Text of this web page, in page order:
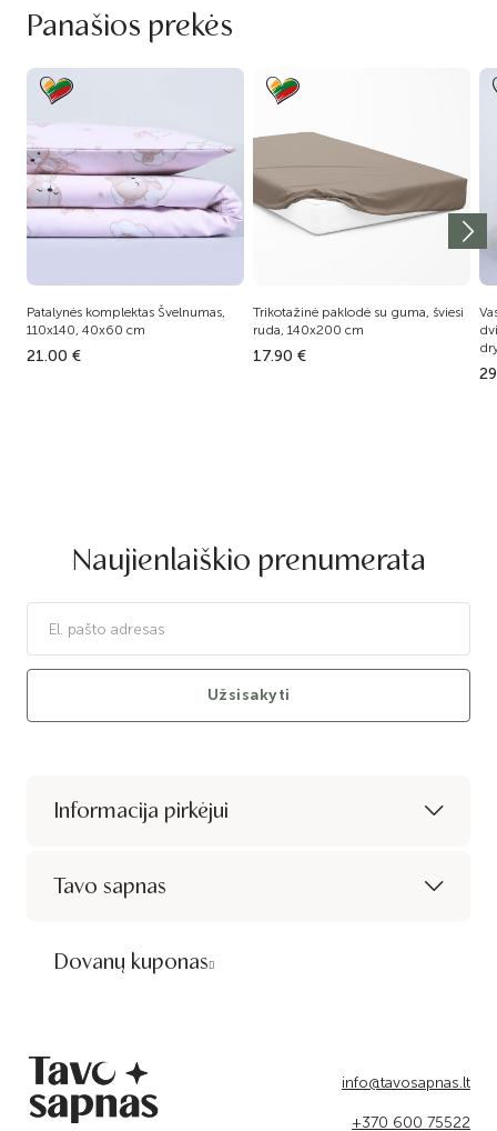
Panašios prekės
Patalynės komplektas Švelnumas,
110x140, 40x60 cm
21.00 €
Trikotažinė paklodė su guma, šviesi
ruda, 140x200 cm
17.90 €
Naujienlaiškio prenumerata
Užsisakyti
Informacija pirkėjui
Tavo sapnas
Dovanų kuponas
info@tavosapnas.lt
+370 600 75522